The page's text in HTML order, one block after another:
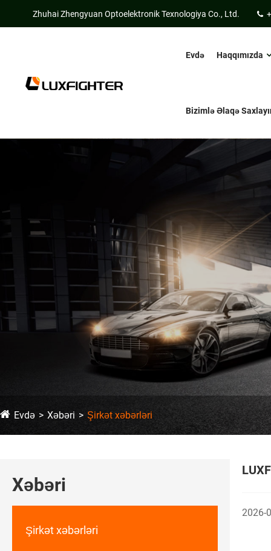
Zhuhai Zhengyuan Optoelektronik Texnologiya Co., Ltd.
Evdə Haqqımızda
Bizimlə Əlaqə
Evdə Xəbəri Şirkət xəbərləri
Xəbəri
Şirkət xəbərləri
2026-